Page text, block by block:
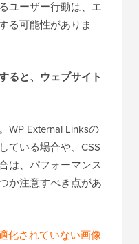
ユーザー行動は、エ
る可能性がありま
ると、ウェブサイト
WP External Linksの
ている場合や、CSS
は、パフォーマンス
か注意すべき点があ
化されていない画像